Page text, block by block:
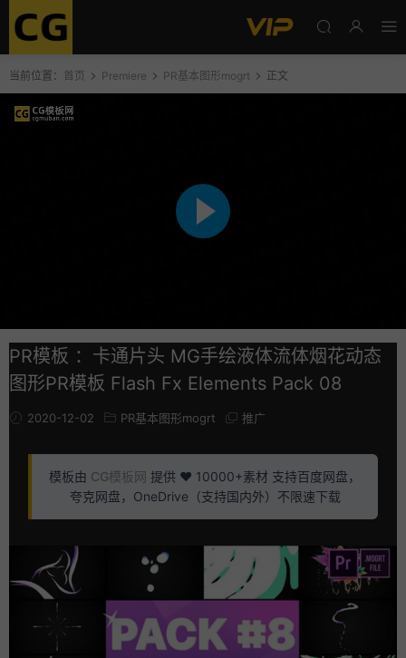
当前位置： 首页 Premiere PR基本图形mogrt 正文
PR模板 ：卡通片头 MG手绘液体流体烟花动态
图形PR模板 Flash Fx Elements Pack 08
2020-12-02 PR基本图形mogrt 推广
模板由 CG模板网 提供 ❤️ 10000+素材 支持百度网盘，
夸克网盘，OneDrive（支持国内外）不限速下载